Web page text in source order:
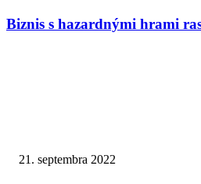
Biznis s hazardnými hrami
21. septembra 2022